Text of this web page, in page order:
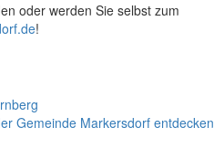
oder werden Sie selbst zum
!